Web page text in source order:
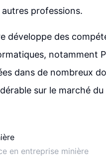
professions.
développe des
notamment
dans de nombreux
sur le marché du
en entreprise minière